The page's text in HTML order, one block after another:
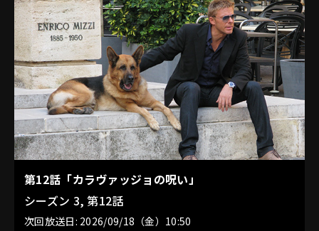
第12話「カラヴァッジョの呪い」
シーズン 3, 第12話
次回放送日: 2026/09/18（金）10:50